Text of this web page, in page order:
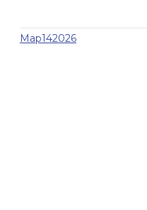
Мар142026